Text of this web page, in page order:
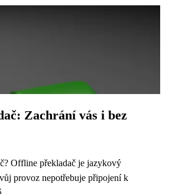
Zachrání vás i bez
Offline překladač je jazykový
provoz nepotřebuje připojení k